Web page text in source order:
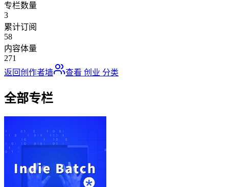
专栏数量
3
累计订阅
58
内容体量
271
返回创作者墙
查看 创业 分类
全部专栏